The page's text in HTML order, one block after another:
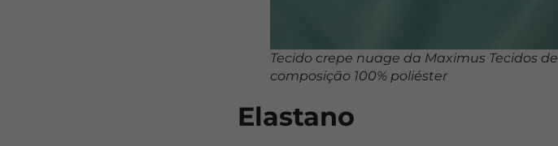
Tecido crepe nuage da Maximus Tecidos de
composição 100% poliéster
Elastano